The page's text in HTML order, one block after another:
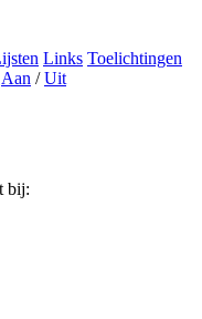
Links Toelichtingen
Aan /Uit
bij: